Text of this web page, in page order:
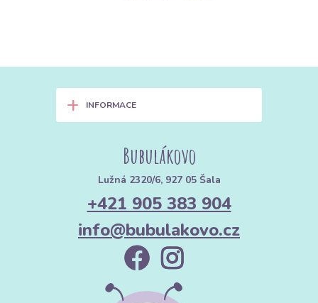
+ INFORMACE
Bubulákovo
Lužná 2320/6, 927 05 Šala
+421 905 383 904
info@bubulakovo.cz